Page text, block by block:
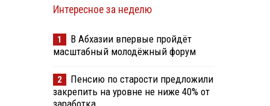
Интересное за неделю
1
В Абхазии впервые пройдёт
масштабный молодёжный форум
2
Пенсию по старости предложили
закрепить на уровне не ниже 40% от